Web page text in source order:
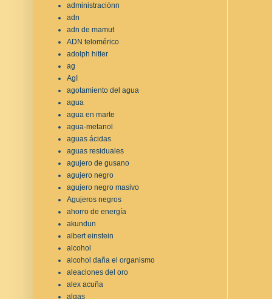
administraciónn
adn
adn de mamut
ADN telomérico
adolph hitler
ag
AgI
agotamiento del agua
agua
agua en marte
agua-metanol
aguas ácidas
aguas residuales
agujero de gusano
agujero negro
agujero negro masivo
Agujeros negros
ahorro de energía
akundun
albert einstein
alcohol
alcohol daña el organismo
aleaciones del oro
alex acuña
algas